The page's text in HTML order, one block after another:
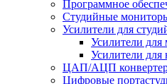
Программное
Студийные
Усилители для
Усилители для
Усилители для
ЦАП/АЦП
Цифровые